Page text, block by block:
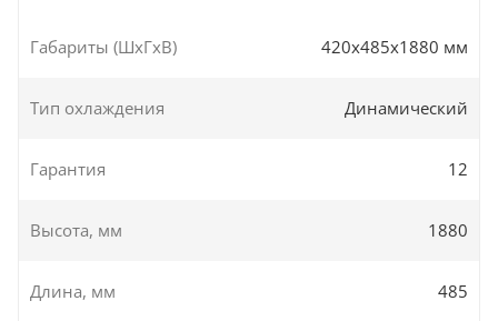
Габариты (ШxГxВ) 420x485x1880 мм
Тип охлаждения Динамический
Гарантия 12
Высота, мм 1880
Длина, мм 485